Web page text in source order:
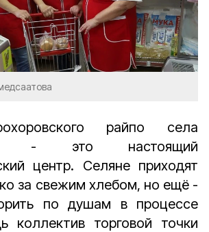
райпо села
- это настоящий
центр. Селяне приходят
за свежим хлебом, но ещё -
по душам в процессе
коллектив торговой точки